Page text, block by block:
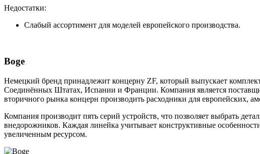
Недостатки:
Слабый ассортимент для моделей европейского производства.
Boge
Немецкий бренд принадлежит концерну ZF, который выпускает
Соединённых Штатах, Испании и Франции. Компания является
вторичного рынка концерн производить расходники для европейских,
Компания производит пять серий устройств, что позволяет выбрать
внедорожников. Каждая линейка учитывает конструктивные
увеличенным ресурсом.